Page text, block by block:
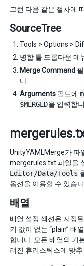
그런 다음 같은 절차에
SourceTree
Tools > Options >
병합 툴 드롭다운 메
Merge Command
다.
Arguments 필드에
$MERGED을 입력합
UnityYAMLMerge가 파
mergerules.txt 파일을
Editor/Data/Tools
옵션을 이용할 수 있습
배열
배열 설정 섹션은 지정
키 값이 없는 “plain” 배
합니다. 모든 배열의 기
려진 휴리스틱스에 맞추